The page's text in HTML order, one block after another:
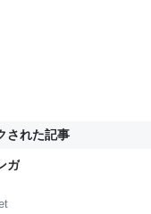
された記事
ガ